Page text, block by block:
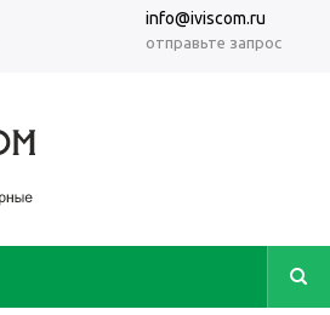
info@iviscom.ru
отправьте запрос